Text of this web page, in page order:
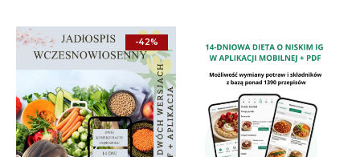
-42%